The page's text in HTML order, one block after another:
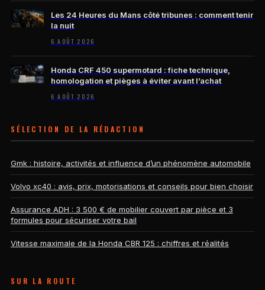
Les 24 Heures du Mans côté tribunes : comment tenir
la nuit
6 AOÛT 2026
Honda CRF 450 supermotard : fiche technique,
homologation et pièges à éviter avant l’achat
6 AOÛT 2026
SÉLECTION DE LA RÉDACTION
Gmk : histoire, activités et influence d’un phénomène automobile
Volvo xc40 : avis, prix, motorisations et conseils pour bien choisir
Assurance ADH : 3 500 € de mobilier couvert par pièce et 3
formules pour sécuriser votre bail
Vitesse maximale de la Honda CBR 125 : chiffres et réalités
SUR LA ROUTE